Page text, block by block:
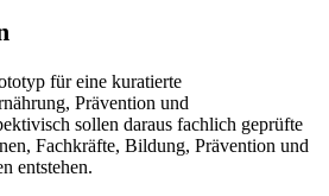
für eine kuratierte
Prävention und
sollen daraus fachlich geprüfte
Fachkräfte, Bildung, Prävention und
entstehen.